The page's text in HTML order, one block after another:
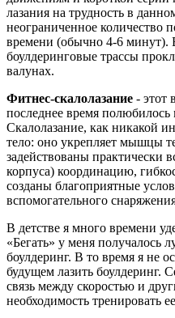
лазания на трудность в
неограниченное количество
времени (обычно 4-6 минут).
боулдеринговые трассы
валунах.
Фитнес-скалолазание - этот
последнее время
Скалолазание, как никакой
тело: оно укрепляет мышцы
задействованы практически
корпуса) координацию,
созданы благоприятные
вспомогательного
В детстве я много времени
«Бегать» у меня получалось
боулдеринг. В то время я не
будущем лазить боулдеринг.
связь между скоростью и
необходимость тренировать